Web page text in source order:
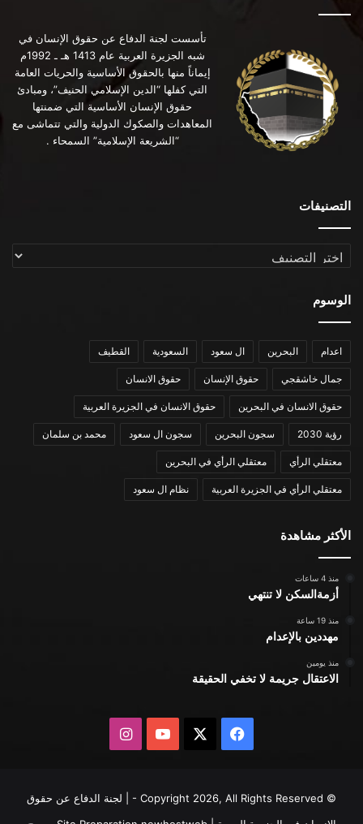
تأسست لجنة الدفاع عن حقوق الإنسان في
شبه الجزيرة العربية عام 1413 هـ ـ 1992م
إيماناً منها بالحقوق الأساسية والحريات العامة
التي كفلها “الدين الإسلامي الحنيف”، ومبادئ
حقوق الإنسان الأساسية التي ضمنتها
المعاهدات والصكوك الدولية والتي تتماشى مع
“الشريعة الإسلامية” السمحاء .
التصنيفات
التصنيفات
الوسوم
اعدام البحرين ال سعود السعودية القطيف
جمال خاشقجي حقوق الإنسان حقوق الانسان
حقوق الانسان في البحرين حقوق الانسان في الجزيرة العربية
رؤية 2030 سجون البحرين سجون ال سعود محمد بن سلمان
معتقلي الرأي معتقلي الرأي في البحرين
معتقلي الرأي في الجزيرة العربية نظام ال سعود
الأكثر مشاهدة
منذ 4 ساعات
أزمةالسكن لا تنتهي
منذ 19 ساعة
مهددين بالإعدام
منذ يومين
الاعتقال جريمة لا تخفي الحقيقة
فيسبوك يوتيوبانستقرام
© Copyright 2026, All Rights Reserved - | لجنة الدفاع عن حقوق